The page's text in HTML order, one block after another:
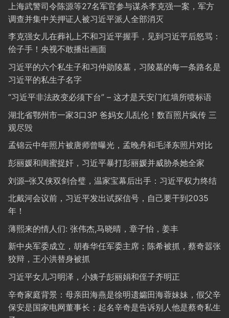
上海武警司令陈源等27名军官参与谋杀李克强一案，军方
调查并集中关押证人被习近平派人全部消灭
李克强女儿在葬礼上不和习近平握手，见到习近平后怒骂：
侩子手！央视不敢播出画面
习近平的六个私生子和习仲勋陵墓，习陵墓的每一条路名是
习近平的私生子名字
“习近平非法政变必须下台” – 这才是天安门红墙所喷标语
湖北省鄂州市一家3口3P 爸妈女儿乱伦！数百照片疯传 三
观尽毁
孟锦云中年照片被唐师曾曝光，孟晚舟和毛泽东照片对比
彭丽媛和闺蜜捉奸，习近平暴打彭丽媛并威胁杀她全家
刘源–张又侠双剑合璧，温家宝幕后出手：习近平权力终结
北戴河会议前，习近平发出试探信号，自己要干到2035
年！
薄熙来的情人们: 张伟杰,马晓晴，章子怡，姜丰
新中央军委成立，胡春华任军委主席；陈希被抓，蔡奇嚣张
狡辩，王小洪替身被抓
习近平女儿习明泽，小姨子彭丽娟和侄子齐明正
辛奇家庭背景：母亲田海燕是徐明遗孀田海蓉妹妹，假父辛
保安是国家电网董事长；起名辛奇是告诉别人他是蔡奇私生